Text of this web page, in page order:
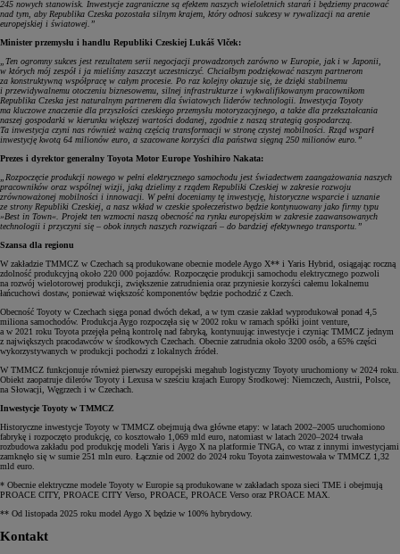
245 nowych stanowisk. Inwestycje zagraniczne są efektem naszych wieloletnich starań i będziemy pracować
nad tym, aby Republika Czeska pozostała silnym krajem, który odnosi sukcesy w rywalizacji na arenie
europejskiej i światowej.”
Minister przemysłu i handlu Republiki Czeskiej Lukáš Vlček:
„Ten ogromny sukces jest rezultatem serii negocjacji prowadzonych zarówno w Europie, jak i w Japonii,
w których mój zespół i ja mieliśmy zaszczyt uczestniczyć. Chciałbym podziękować naszym partnerom
za konstruktywną współpracę w całym procesie. Po raz kolejny okazuje się, że dzięki stabilnemu
i przewidywalnemu otoczeniu biznesowemu, silnej infrastrukturze i wykwalifikowanym pracownikom
Republika Czeska jest naturalnym partnerem dla światowych liderów technologii. Inwestycja Toyoty
ma kluczowe znaczenie dla przyszłości czeskiego przemysłu motoryzacyjnego, a także dla przekształcania
naszej gospodarki w kierunku większej wartości dodanej, zgodnie z naszą strategią gospodarczą.
Ta inwestycja czyni nas również ważną częścią transformacji w stronę czystej mobilności. Rząd wsparł
inwestycję kwotą 64 milionów euro, a szacowane korzyści dla państwa sięgną 250 milionów euro.”
Prezes i dyrektor generalny Toyota Motor Europe Yoshihiro Nakata:
„Rozpoczęcie produkcji nowego w pełni elektrycznego samochodu jest świadectwem zaangażowania naszych
pracowników oraz wspólnej wizji, jaką dzielimy z rządem Republiki Czeskiej w zakresie rozwoju
zrównoważonej mobilności i innowacji. W pełni doceniamy tę inwestycję, historyczne wsparcie i uznanie
ze strony Republiki Czeskiej, a nasz wkład w czeskie społeczeństwo będzie kontynuowany jako firmy typu
»Best in Town«. Projekt ten wzmocni naszą obecność na rynku europejskim w zakresie zaawansowanych
technologii i przyczyni się – obok innych naszych rozwiązań – do bardziej efektywnego transportu.”
Szansa dla regionu
W zakładzie TMMCZ w Czechach są produkowane obecnie modele Aygo X** i Yaris Hybrid, osiągając roczną
zdolność produkcyjną około 220 000 pojazdów. Rozpoczęcie produkcji samochodu elektrycznego pozwoli
na rozwój wielotorowej produkcji, zwiększenie zatrudnienia oraz przyniesie korzyści całemu lokalnemu
łańcuchowi dostaw, ponieważ większość komponentów będzie pochodzić z Czech.
Obecność Toyoty w Czechach sięga ponad dwóch dekad, a w tym czasie zakład wyprodukował ponad 4,5
miliona samochodów. Produkcja Aygo rozpoczęła się w 2002 roku w ramach spółki joint venture,
a w 2021 roku Toyota przejęła pełną kontrolę nad fabryką, kontynuując inwestycje i czyniąc TMMCZ jednym
z największych pracodawców w środkowych Czechach. Obecnie zatrudnia około 3200 osób, a 65% części
wykorzystywanych w produkcji pochodzi z lokalnych źródeł.
W TMMCZ funkcjonuje również pierwszy europejski megahub logistyczny Toyoty uruchomiony w 2024 roku.
Obiekt zaopatruje dilerów Toyoty i Lexusa w sześciu krajach Europy Środkowej: Niemczech, Austrii, Polsce,
na Słowacji, Węgrzech i w Czechach.
Inwestycje Toyoty w TMMCZ
Historyczne inwestycje Toyoty w TMMCZ obejmują dwa główne etapy: w latach 2002–2005 uruchomiono
fabrykę i rozpoczęto produkcję, co kosztowało 1,069 mld euro, natomiast w latach 2020–2024 trwała
rozbudowa zakładu pod produkcję modeli Yaris i Aygo X na platformie TNGA, co wraz z innymi inwestycjami
zamknęło się w sumie 251 mln euro. Łącznie od 2002 do 2024 roku Toyota zainwestowała w TMMCZ 1,32
mld euro.
* Obecnie elektryczne modele Toyoty w Europie są produkowane w zakładach spoza sieci TME i obejmują
PROACE CITY, PROACE CITY Verso, PROACE, PROACE Verso oraz PROACE MAX.
** Od listopada 2025 roku model Aygo X będzie w 100% hybrydowy.
Kontakt